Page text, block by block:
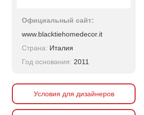
Официальный сайт:
www.blacktiehomedecor.it
Страна: Италия
Год основания: 2011
Условия для дизайнеров